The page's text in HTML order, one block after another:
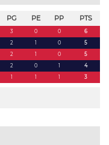
PG PE PP PTS
3 0 0
6
2 1 0
5
2 1 0
5
2 0 1
4
1 1 1 3